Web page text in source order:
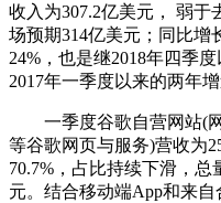
收入为307.2亿美元， 弱于
场预期314亿美元；同比增
24%，也是继2018年四季
2017年一季度以来的两年增
一季度谷歌自营网站(网
等谷歌网页与服务)营收为
70.7%，占比持续下滑，总
元。结合移动端App和来